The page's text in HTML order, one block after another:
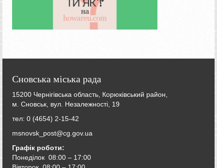
Сновська міська рада
15200 Чернігівська область, Корюківський район,
м. Сновськ, вул. Незалежності, 19
тел: 0 (4654) 2-15-42
msnovsk_post@cg.gov.ua
Графік роботи:
Понеділок 08:00 – 17:00